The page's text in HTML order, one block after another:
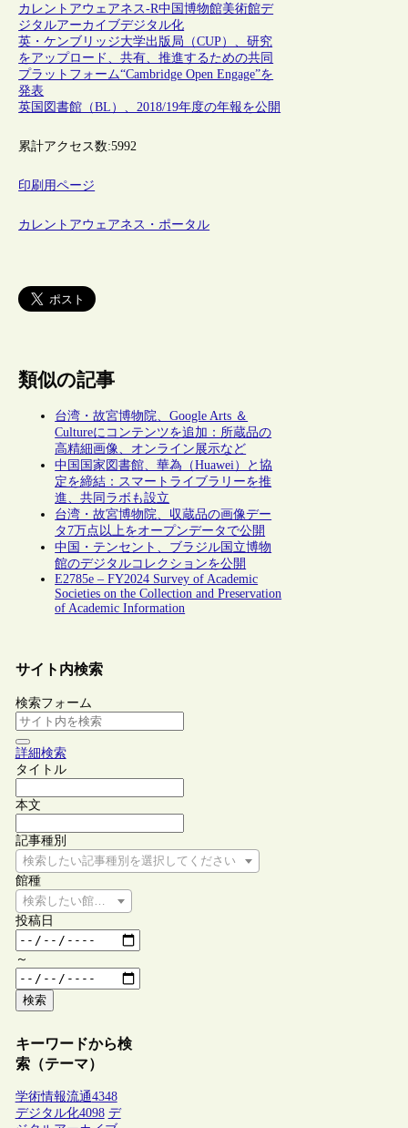
カレントアウェアネス-R中国博物館美術館デ
ジタルアーカイブデジタル化
英・ケンブリッジ大学出版局（CUP）、研究
をアップロード、共有、推進するための共同
プラットフォーム“Cambridge Open Engage”を
発表
英国図書館（BL）、2018/19年度の年報を公開
累計アクセス数:5992
印刷用ページ
カレントアウェアネス・ポータル
類似の記事
台湾・故宮博物院、Google Arts ＆
Cultureにコンテンツを追加：所蔵品の
高精細画像、オンライン展示など
中国国家図書館、華為（Huawei）と協
定を締結：スマートライブラリーを推
進、共同ラボも設立
台湾・故宮博物院、収蔵品の画像デー
タ7万点以上をオープンデータで公開
中国・テンセント、ブラジル国立博物
館のデジタルコレクションを公開
E2785e – FY2024 Survey of Academic
Societies on the Collection and Preservation
of Academic Information
サイト内検索
検索フォーム
詳細検索
タイトル
本文
記事種別
検索したい記事種別を選択してください
館種
検索したい館種を選択してください
投稿日
～
検索
キーワードから検
索（テーマ）
学術情報流通4348
デジタル化4098 デ